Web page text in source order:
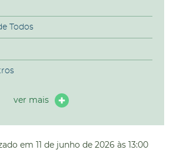
Todos
ver mais
em 11 de junho de 2026 às 13:00